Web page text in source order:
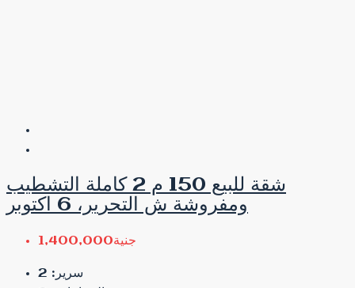
شقة للبيع 150 م 2 كاملة التشطيب
ومفروشة ش التحرير، 6 اكتوبر
جنية1,400,000
سرير: 2